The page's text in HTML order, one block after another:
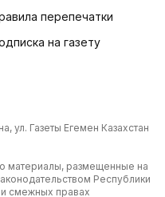
перепечатки
на газету
ул. Газеты Егемен Казахстан
материалы, размещенные на
Республики
и смежных правах